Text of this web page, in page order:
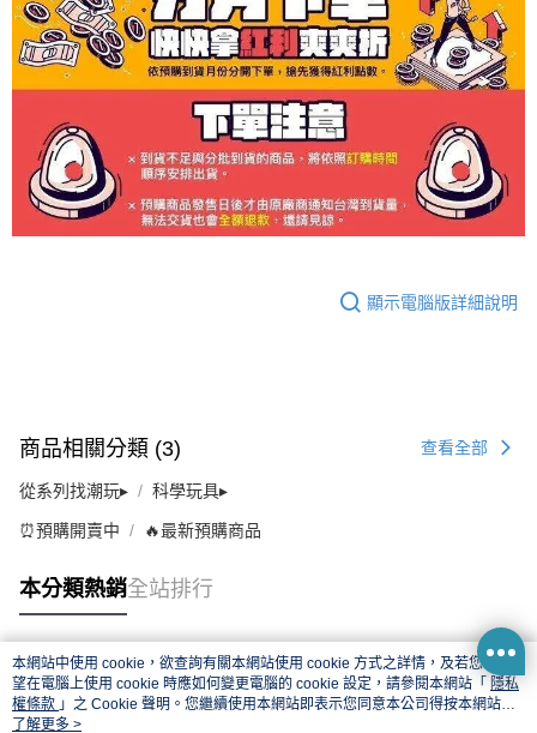
顯示電腦版詳細說明
商品相關分類 (3) 查看全部
從系列找潮玩▸ 科學玩具▸
⏰預購開賣中 🔥最新預購商品
本分類熱銷全站排行
熱門標籤
本網站中使用 cookie，欲查詢有關本網站使用 cookie 方式之詳情，及若您不希
望在電腦上使用 cookie 時應如何變更電腦的 cookie 設定，請參閱本網站「 隱私
權條款 」之 Cookie 聲明。您繼續使用本網站即表示您同意本公司得按本網站使
用條款之 Cookie 聲明使用 cookie。
了解更多 >